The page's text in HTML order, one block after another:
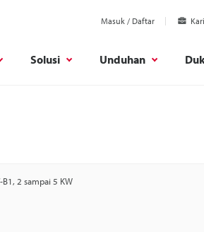
Masuk / Daftar
Solusi Unduhan
B1, 2 sampai 5 KW